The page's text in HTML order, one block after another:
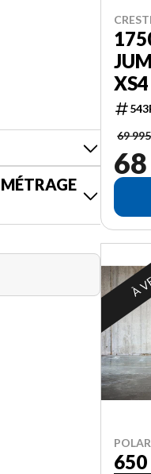
XS4
69
À
650